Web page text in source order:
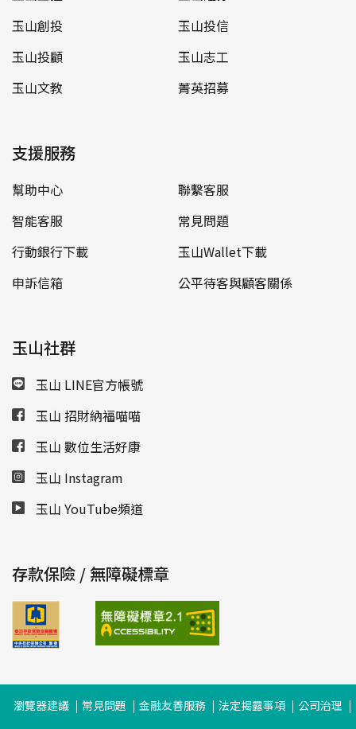
玉山創投
玉山投信
玉山投顧
玉山志工
玉山文教
菁英招募
支援服務
幫助中心
聯繫客服
智能客服
常見問題
行動銀行下載
玉山Wallet下載
申訴信箱
公平待客與顧客關係
玉山社群
玉山 LINE官方帳號
玉山 招財納福喵喵
玉山 數位生活好康
玉山 Instagram
玉山 YouTube頻道
存款保險 / 無障礙標章
瀏覽器建議 常見問題 金融友善服務 法定揭露事項
公司治理